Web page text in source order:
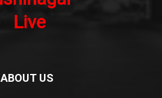
ABOUT US